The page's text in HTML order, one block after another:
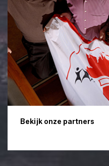
Bekijk onze partners